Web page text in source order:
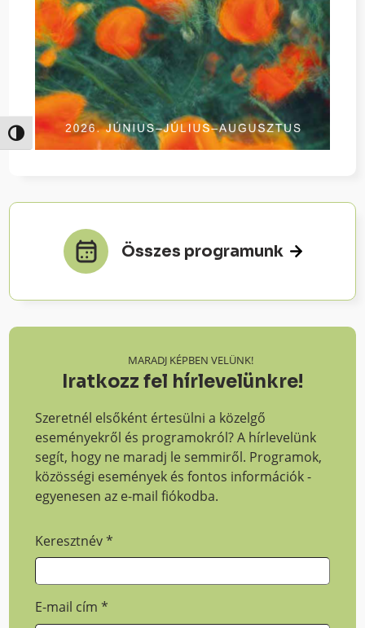
Nagy kontraszt váltása
Összes programunk
MARADJ KÉPBEN VELÜNK!
Iratkozz fel hírlevelünkre!
Szeretnél elsőként értesülni a közelgő
eseményekről és programokról? A hírlevelünk
segít, hogy ne maradj le semmiről. Programok,
közösségi események és fontos információk -
egyenesen az e-mail fiókodba.
Keresztnév*
E-mail cím*